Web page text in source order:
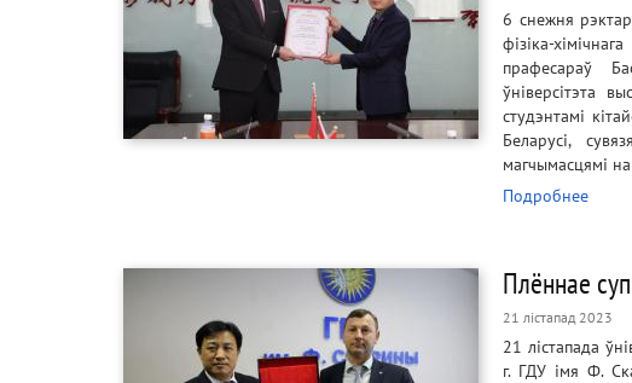
6 снежня
фізіка-
прафесараў
ўніверсітэта
студэнтамі
Беларусі,
магчымасцямі
Подробнее
Плённае
21 лістапад 2023
21 лістапада
г. ГДУ імя Ф.